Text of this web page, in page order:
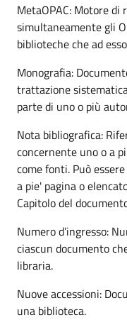
MetaOPAC: Motore
simultaneamente gli
biblioteche che ad
Monografia:
trattazione
parte di uno o più
Nota bibliografica:
concernente uno o a
come fonti. Può
a pie' pagina o
Capitolo del
Numero d’ingresso:
ciascun documento
libraria.
Nuove accessioni:
una biblioteca.